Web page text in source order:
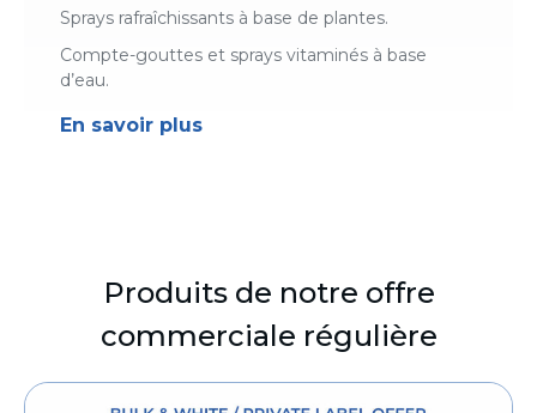
Sprays rafraîchissants à base de plantes.
Compte-gouttes et sprays vitaminés à base
d’eau.
En savoir plus
Produits de notre offre
commerciale régulière